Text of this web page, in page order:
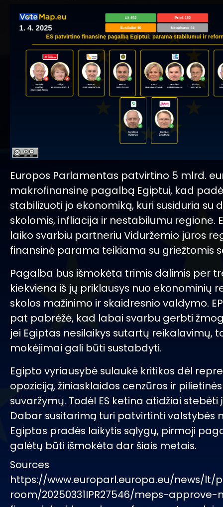
Europos Parlamentas patvirtino 5 mlrd.
makrofinansinę pagalbą Egiptui, kad
stabilizuoti jo ekonomiką, kuri susiduria su
skolomis, infliacija ir nestabilumu regione.
laiko svarbiu partneriu Viduržemio jūros
finansinė parama teikiama su griežtomis
Pagalba bus išmokėta trimis dalimis per
kiekviena iš jų priklausys nuo ekonominių
skolos mažinimo ir skaidresnio valdymo.
pat pabrėžė, kad labai svarbu gerbti
jei Egiptas nesilaikys sutartų reikalavimų,
mokėjimai gali būti sustabdyti.
Egipto vyriausybė sulaukė kritikos dėl
opoziciją, žiniasklaidos cenzūros ir
suvaržymų. Todėl ES ketina atidžiai stebėti
Dabar susitarimą turi patvirtinti valstybės
Egiptas pradės laikytis sąlygų, pirmoji
galėtų būti išmokėta dar šiais metais.
Sources
https://www.europarl.europa.eu/news/lt/
room/20250331IPR27546/meps-approve-